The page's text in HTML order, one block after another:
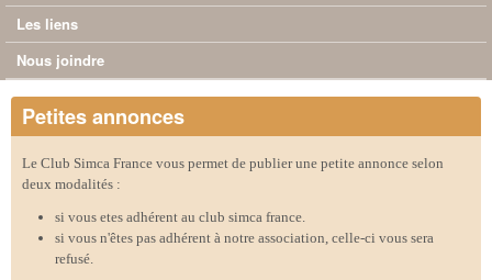
Les liens
Nous joindre
Petites annonces
Le Club Simca France vous permet de publier une petite annonce selon
deux modalités :
si vous etes adhérent au club simca france.
si vous n'êtes pas adhérent à notre association, celle-ci vous sera
refusé.